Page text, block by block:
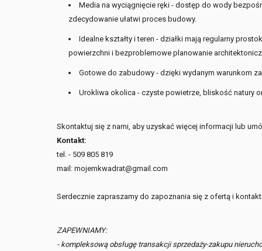
Media na wyciągnięcie ręki - dostęp do wody
zdecydowanie ułatwi proces budowy.
Idealne kształty i teren - działki mają regularny
powierzchni i bezproblemowe planowanie
Gotowe do zabudowy - dzięki wydanym warunkom
Urokliwa okolica - czyste powietrze, bliskość natury
Skontaktuj się z nami, aby uzyskać więcej informacji lub
Kontakt:
tel. - 509 805 819
mail: mojemkwadrat@gmail.com
Serdecznie zapraszamy do zapoznania się z ofertą i
ZAPEWNIAMY:
- kompleksową obsługę transakcji sprzedaży-zakupu